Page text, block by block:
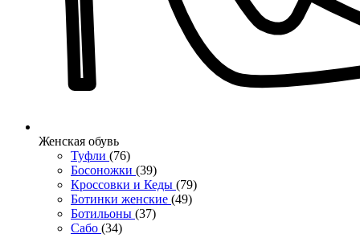
Женcкая обувь
Туфли (76)
Босоножки (39)
Кроссовки и Кеды (79)
Ботинки женские (49)
Ботильоны (37)
Сабо (34)